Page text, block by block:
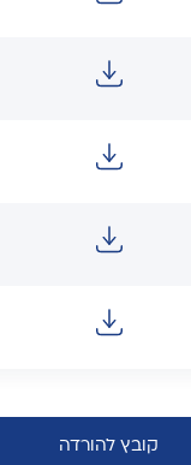
קובץ להורדה